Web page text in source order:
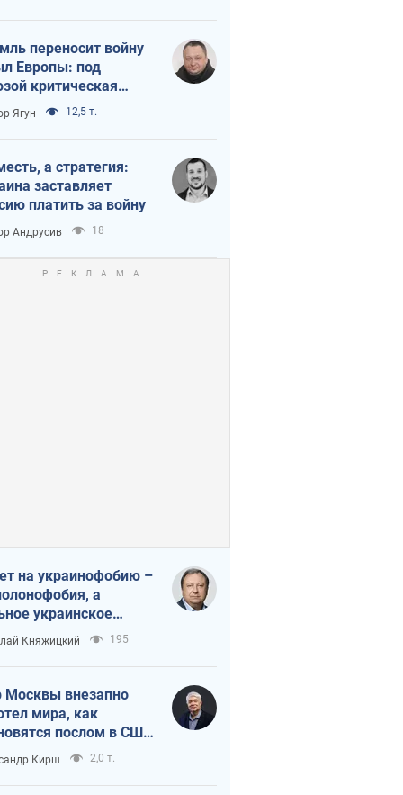
переносит войну
Европы: под
критическая
Ягун 12,5 т.
а стратегия:
заставляет
платить за войну
Андрусив 18
на украинофобию –
а
украинское
Княжицкий 195
Москвы внезапно
мира, как
послом в США
украинские топ-
Кирш 2,0 т.